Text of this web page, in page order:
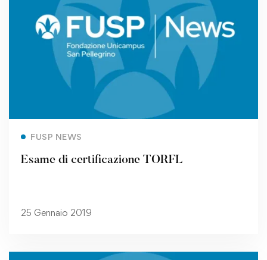
FUSP NEWS
Esame di certificazione TORFL
25 Gennaio 2019